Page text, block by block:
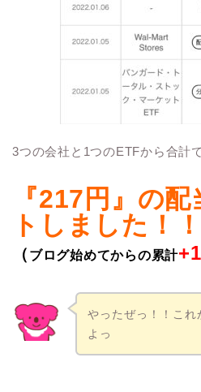
3つの会社と1つのETFから合計
『217円』の
トしました！！
（ ブログ始めてからの累計
やったぜっ！！これ
よっ